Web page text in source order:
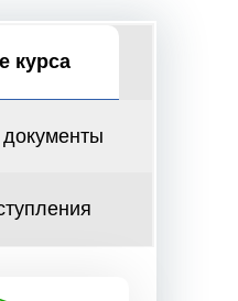
курса